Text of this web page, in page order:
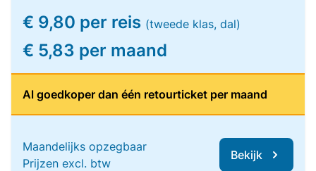
€ 9,80 per reis (tweede klas, dal)
€ 5,83 per maand
Al goedkoper dan één retourticket per maand
Maandelijks opzegbaar
Prijzen excl. btw
Bekijk